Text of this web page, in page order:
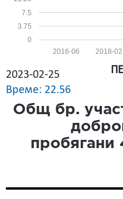
0
3.75
7.5
2018-02
2016-06
2023-02-25
Време: 22.56
Общ бр.
пробягани